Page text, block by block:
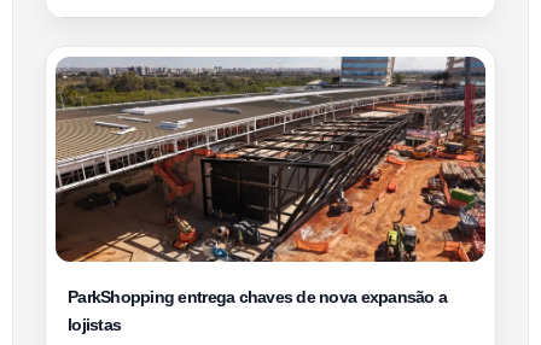
ParkShopping entrega chaves de nova expansão a
lojistas